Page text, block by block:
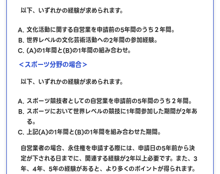
以下、いずれかの経験が求められます。
文化活動に関する自営業を申請前の5年間のうち２年間。
世界レベルの文化芸術活動への2年間の参加経験。
(A)の1年間と(B)の1年間の組み合わせ。
＜スポーツ分野の場合＞
以下、いずれかの経験が求められます。
スポーツ競技者としての自営業を申請前の5年間のうち２年間。
スポーツにおいて世界レベルの競技に1年間参加した期間が2年あ
る。
上記(A)の1年間と(B)の1年間を組み合わせた期間。
自営業者の場合、永住権を申請する際には、申請日の5年前から決
定が下される日までに、関連する経験が2年以上必要です。また、3
年、4年、5年の経験があると、より多くのポイントが得られます。